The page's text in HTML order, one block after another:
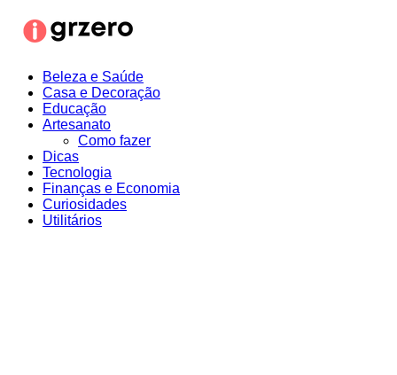
para
Beleza e Saúde
Casa e Decoração
Educação
Artesanato
Como fazer
Dicas
Tecnologia
Finanças e Economia
Curiosidades
Utilitários